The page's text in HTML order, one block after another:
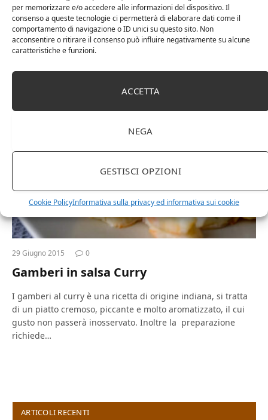
per memorizzare e/o accedere alle informazioni del dispositivo. Il
consenso a queste tecnologie ci permetterà di elaborare dati come il
comportamento di navigazione o ID unici su questo sito. Non
acconsentire o ritirare il consenso può influire negativamente su alcune
caratteristiche e funzioni.
ACCETTA
NEGA
GESTISCI OPZIONI
Cookie PolicyInformativa sulla privacy ed informativa sui cookie
stellato
Un sapore deciso, vagamente simile a quello della liquirizia
pronto a sposarsi al meglio in una delle preparazioni più
29 Giugno 2015 0
Gamberi in salsa Curry
I gamberi al curry è una ricetta di origine indiana, si tratta
di un piatto cremoso, piccante e molto aromatizzato, il cui
gusto non passerà inosservato. Inoltre la preparazione
richiede…
ARTICOLI RECENTI